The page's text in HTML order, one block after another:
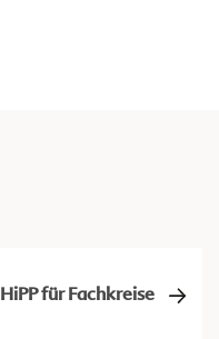
HiPP für Fachkreise